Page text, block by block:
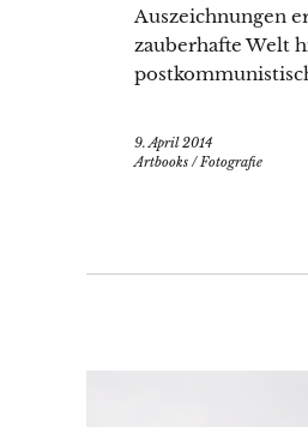
Auszeichnungen
zauberhafte Welt
9. April 2014
Artbooks / Fotografie